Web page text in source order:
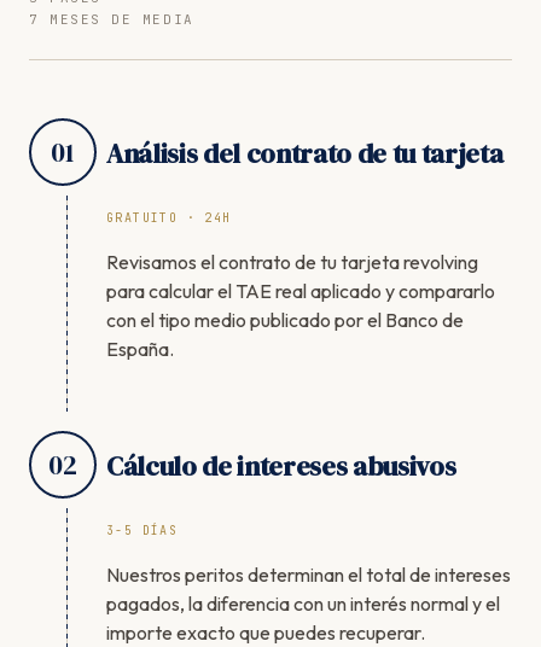
7 MESES DE MEDIA
01 Análisis del contrato de tu tarjeta
GRATUITO · 24H
Revisamos el contrato de tu tarjeta revolving
para calcular el TAE real aplicado y compararlo
con el tipo medio publicado por el Banco de
España.
02 Cálculo de intereses abusivos
3-5 DÍAS
Nuestros peritos determinan el total de intereses
pagados, la diferencia con un interés normal y el
importe exacto que puedes recuperar.